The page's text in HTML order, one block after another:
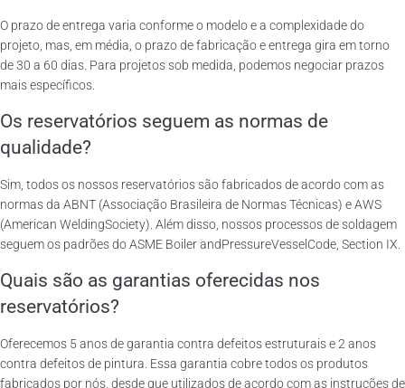
O prazo de entrega varia conforme o modelo e a complexidade do
projeto, mas, em média, o prazo de fabricação e entrega gira em torno
de 30 a 60 dias. Para projetos sob medida, podemos negociar prazos
mais específicos.
Os reservatórios seguem as normas de
qualidade?
Sim, todos os nossos reservatórios são fabricados de acordo com as
normas da ABNT (Associação Brasileira de Normas Técnicas) e AWS
(American WeldingSociety). Além disso, nossos processos de soldagem
seguem os padrões do ASME Boiler andPressureVesselCode, Section IX.
Quais são as garantias oferecidas nos
reservatórios?
Oferecemos 5 anos de garantia contra defeitos estruturais e 2 anos
contra defeitos de pintura. Essa garantia cobre todos os produtos
fabricados por nós, desde que utilizados de acordo com as instruções de